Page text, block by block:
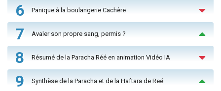
6 Panique à la boulangerie Cachère
7 Avaler son propre sang, permis ?
8 Résumé de la Paracha Réé en animation Vidéo IA
9 Synthèse de la Paracha et de la Haftara de Reé